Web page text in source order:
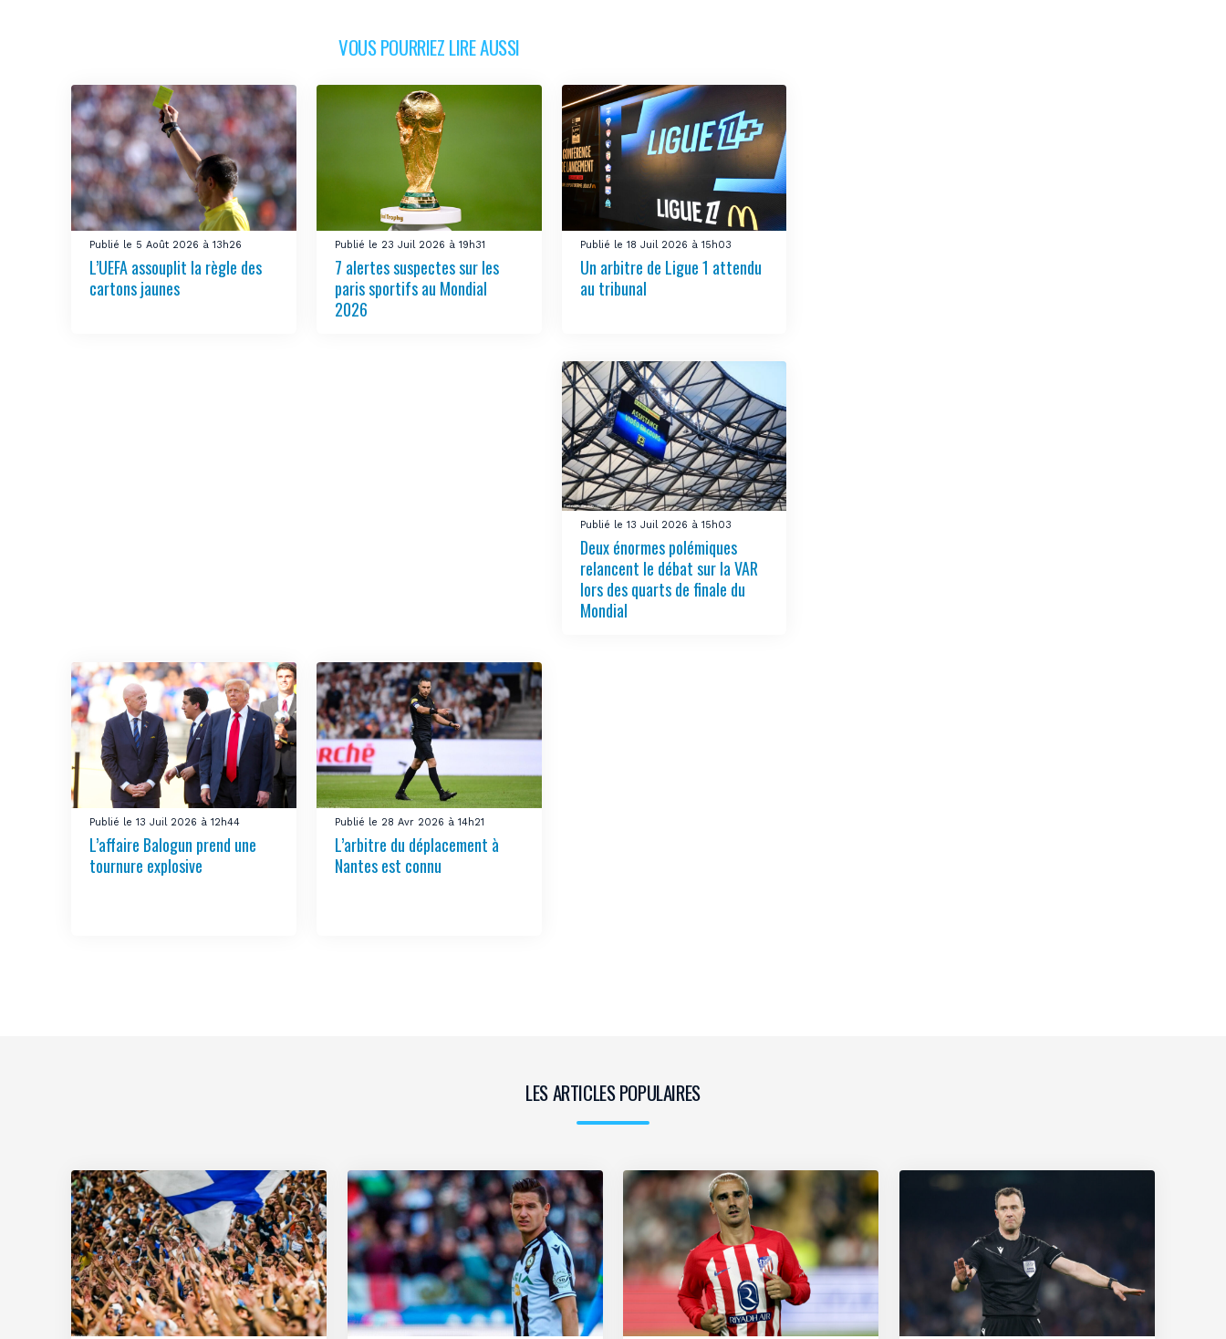
VOUS POURRIEZ LIRE AUSSI
Publié le 5 Août 2026 à 13h26
L’UEFA assouplit la règle des
cartons jaunes
Publié le 23 Juil 2026 à 19h31
7 alertes suspectes sur les
paris sportifs au Mondial
2026
Publié le 18 Juil 2026 à 15h03
Un arbitre de Ligue 1 attendu
au tribunal
Publié le 13 Juil 2026 à 15h03
Deux énormes polémiques
relancent le débat sur la VAR
lors des quarts de finale du
Mondial
Publié le 13 Juil 2026 à 12h44
L’affaire Balogun prend une
tournure explosive
Publié le 28 Avr 2026 à 14h21
L’arbitre du déplacement à
Nantes est connu
LES ARTICLES POPULAIRES